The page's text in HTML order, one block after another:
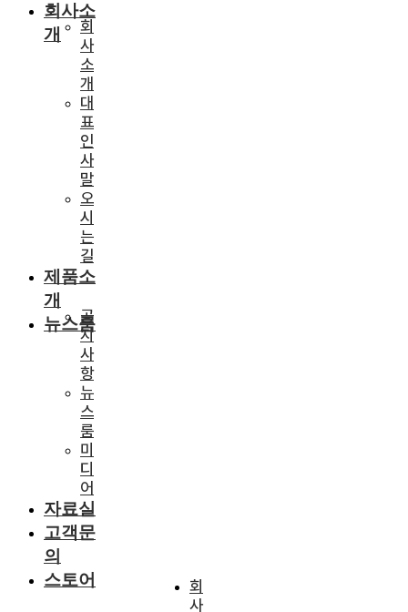
회사소
개
회
사
소
개
대
표
인
사
말
오
시
는
길
제품소
개
뉴스룸
공
지
사
항
뉴
스
룸
미
디
어
자료실
고객문
의
스토어
회
사